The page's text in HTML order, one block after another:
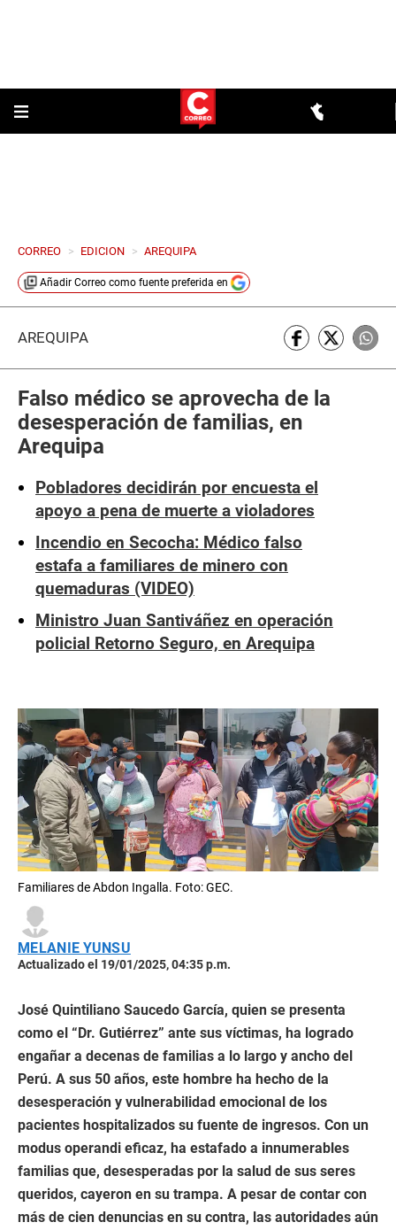
CORREO > EDICION > AREQUIPA
Añadir Correo como fuente preferida en
AREQUIPA
Falso médico se aprovecha de la
desesperación de familias, en
Arequipa
Pobladores decidirán por encuesta el
apoyo a pena de muerte a violadores
Incendio en Secocha: Médico falso
estafa a familiares de minero con
quemaduras (VIDEO)
Ministro Juan Santiváñez en operación
policial Retorno Seguro, en Arequipa
Familiares de Abdon Ingalla. Foto: GEC.
MELANIE YUNSU
Actualizado el 19/01/2025, 04:35 p.m.
José Quintiliano Saucedo García, quien se presenta
como el “Dr. Gutiérrez” ante sus víctimas, ha logrado
engañar a decenas de familias a lo largo y ancho del
Perú. A sus 50 años, este hombre ha hecho de la
desesperación y vulnerabilidad emocional de los
pacientes hospitalizados su fuente de ingresos. Con un
modus operandi eficaz, ha estafado a innumerables
familias que, desesperadas por la salud de sus seres
queridos, cayeron en su trampa. A pesar de contar con
más de cien denuncias en su contra, las autoridades aún